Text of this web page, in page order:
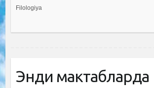
Filologiya
Энди мактабларда